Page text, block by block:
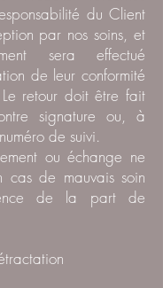
du Client
par nos soins, et
sera effectué
de leur conformité
retour doit être fait
signature ou, à
de suivi.
ou échange ne
cas de mauvais soin
de la part de